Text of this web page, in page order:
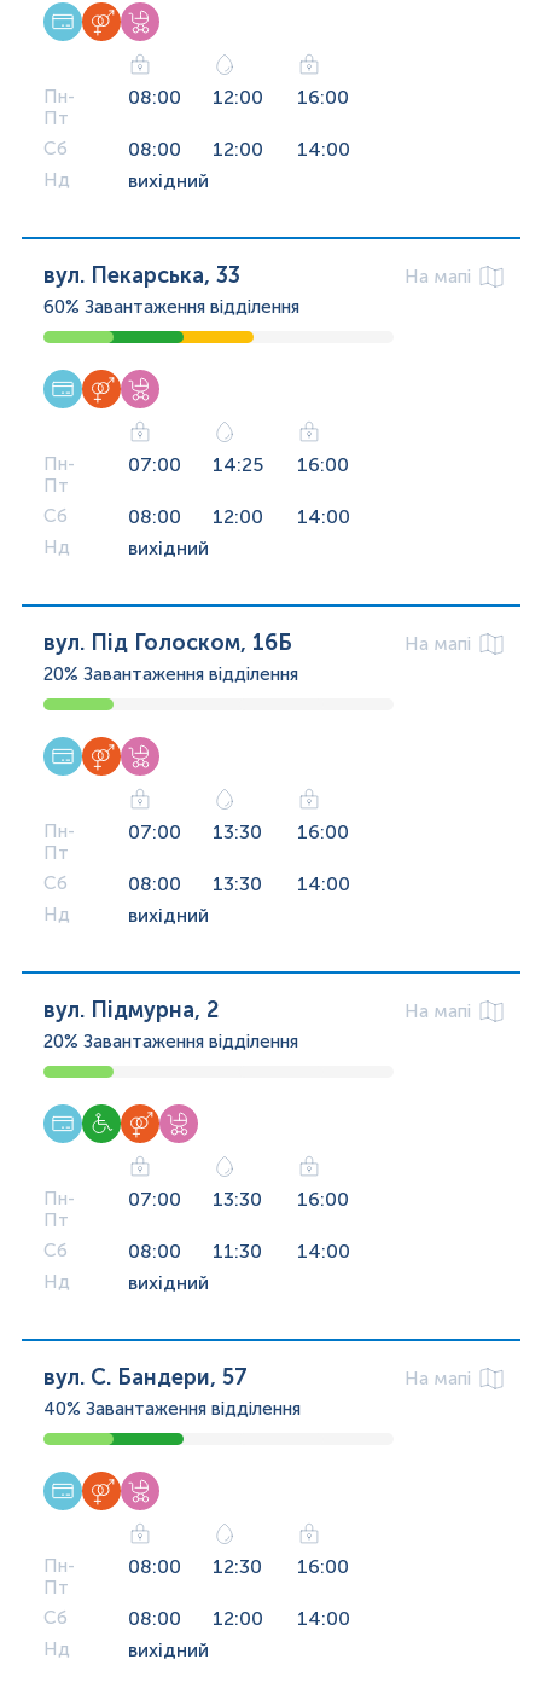
Пн-
Пт
08:00 12:00 16:00
Сб 08:00 12:00 14:00
Нд вихідний
вул. Пекарська, 33
На мапі
60% Завантаження відділення
Пн-
Пт
07:00 14:25 16:00
Сб 08:00 12:00 14:00
Нд вихідний
вул. Під Голоском, 16Б
На мапі
20% Завантаження відділення
Пн-
Пт
07:00 13:30 16:00
Сб 08:00 13:30 14:00
Нд вихідний
вул. Підмурна, 2
На мапі
20% Завантаження відділення
Пн-
Пт
07:00 13:30 16:00
Сб 08:00 11:30 14:00
Нд вихідний
вул. С. Бандери, 57
На мапі
40% Завантаження відділення
Пн-
Пт
08:00 12:30 16:00
Сб 08:00 12:00 14:00
Нд вихідний